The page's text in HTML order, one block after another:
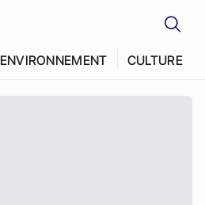
ENVIRONNEMENT CULTURE